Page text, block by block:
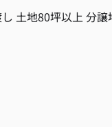
土地80坪以上 分